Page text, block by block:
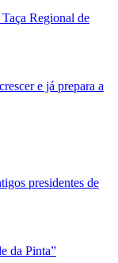
Regional de
e já prepara a
presidentes de
da Pinta”